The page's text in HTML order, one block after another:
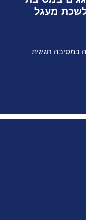
מעגל
במסיבה חגיגית